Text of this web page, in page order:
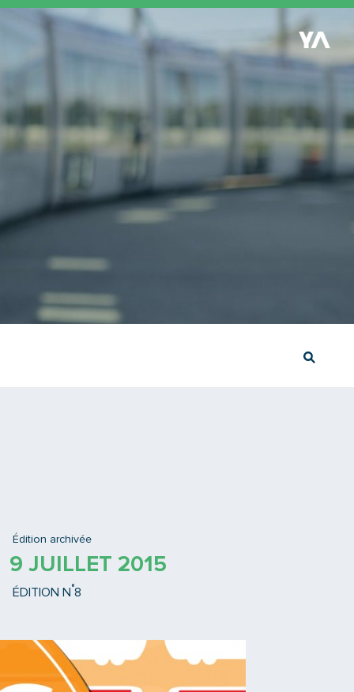
Retour à l'accueil
Édition archivée
9 JUILLET 2015
ÉDITION N °8